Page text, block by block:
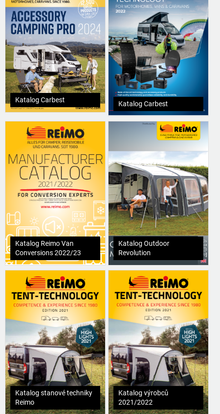
Katalog Carbest
Katalog Carbest
Katalog Reimo Van
Conversions 2022/23
Katalog Outdoor
Revolution
Katalog stanové techniky
Reimo
Katalog výrobců
2021/2022